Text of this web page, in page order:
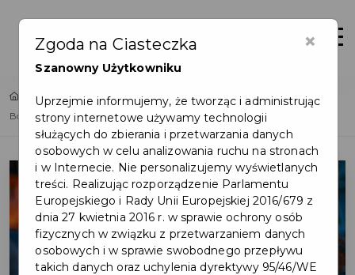
Zaloguj
Home
Lista aktualności
Bon energetyczny dla gospodarstw domowych - ważne przypomnienie
×
Zgoda na Ciasteczka
Szanowny Użytkowniku
Uprzejmie informujemy, że tworząc i administrując
strony internetowe używamy technologii
służących do zbierania i przetwarzania danych
osobowych w celu analizowania ruchu na stronach
i w Internecie. Nie personalizujemy wyświetlanych
treści. Realizując rozporządzenie Parlamentu
Europejskiego i Rady Unii Europejskiej 2016/679 z
dnia 27 kwietnia 2016 r. w sprawie ochrony osób
fizycznych w związku z przetwarzaniem danych
osobowych i w sprawie swobodnego przepływu
takich danych oraz uchylenia dyrektywy 95/46/WE